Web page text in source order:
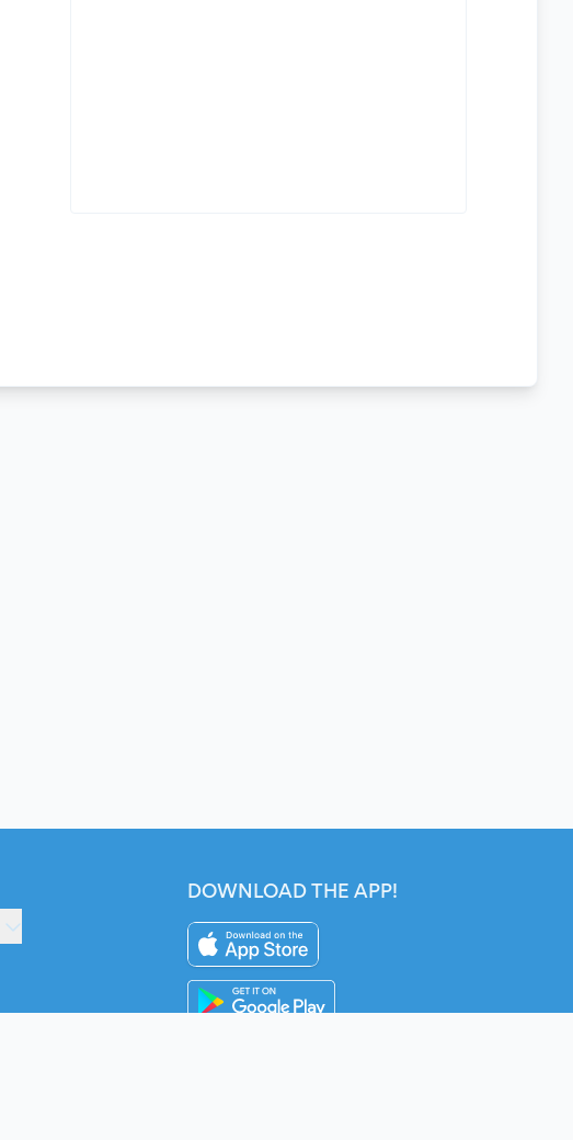
DOWNLOAD THE APP!